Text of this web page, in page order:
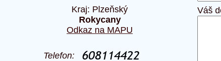
Kraj: Plzeňský
Rokycany
Odkaz na MAPU
Telefon:
Váš